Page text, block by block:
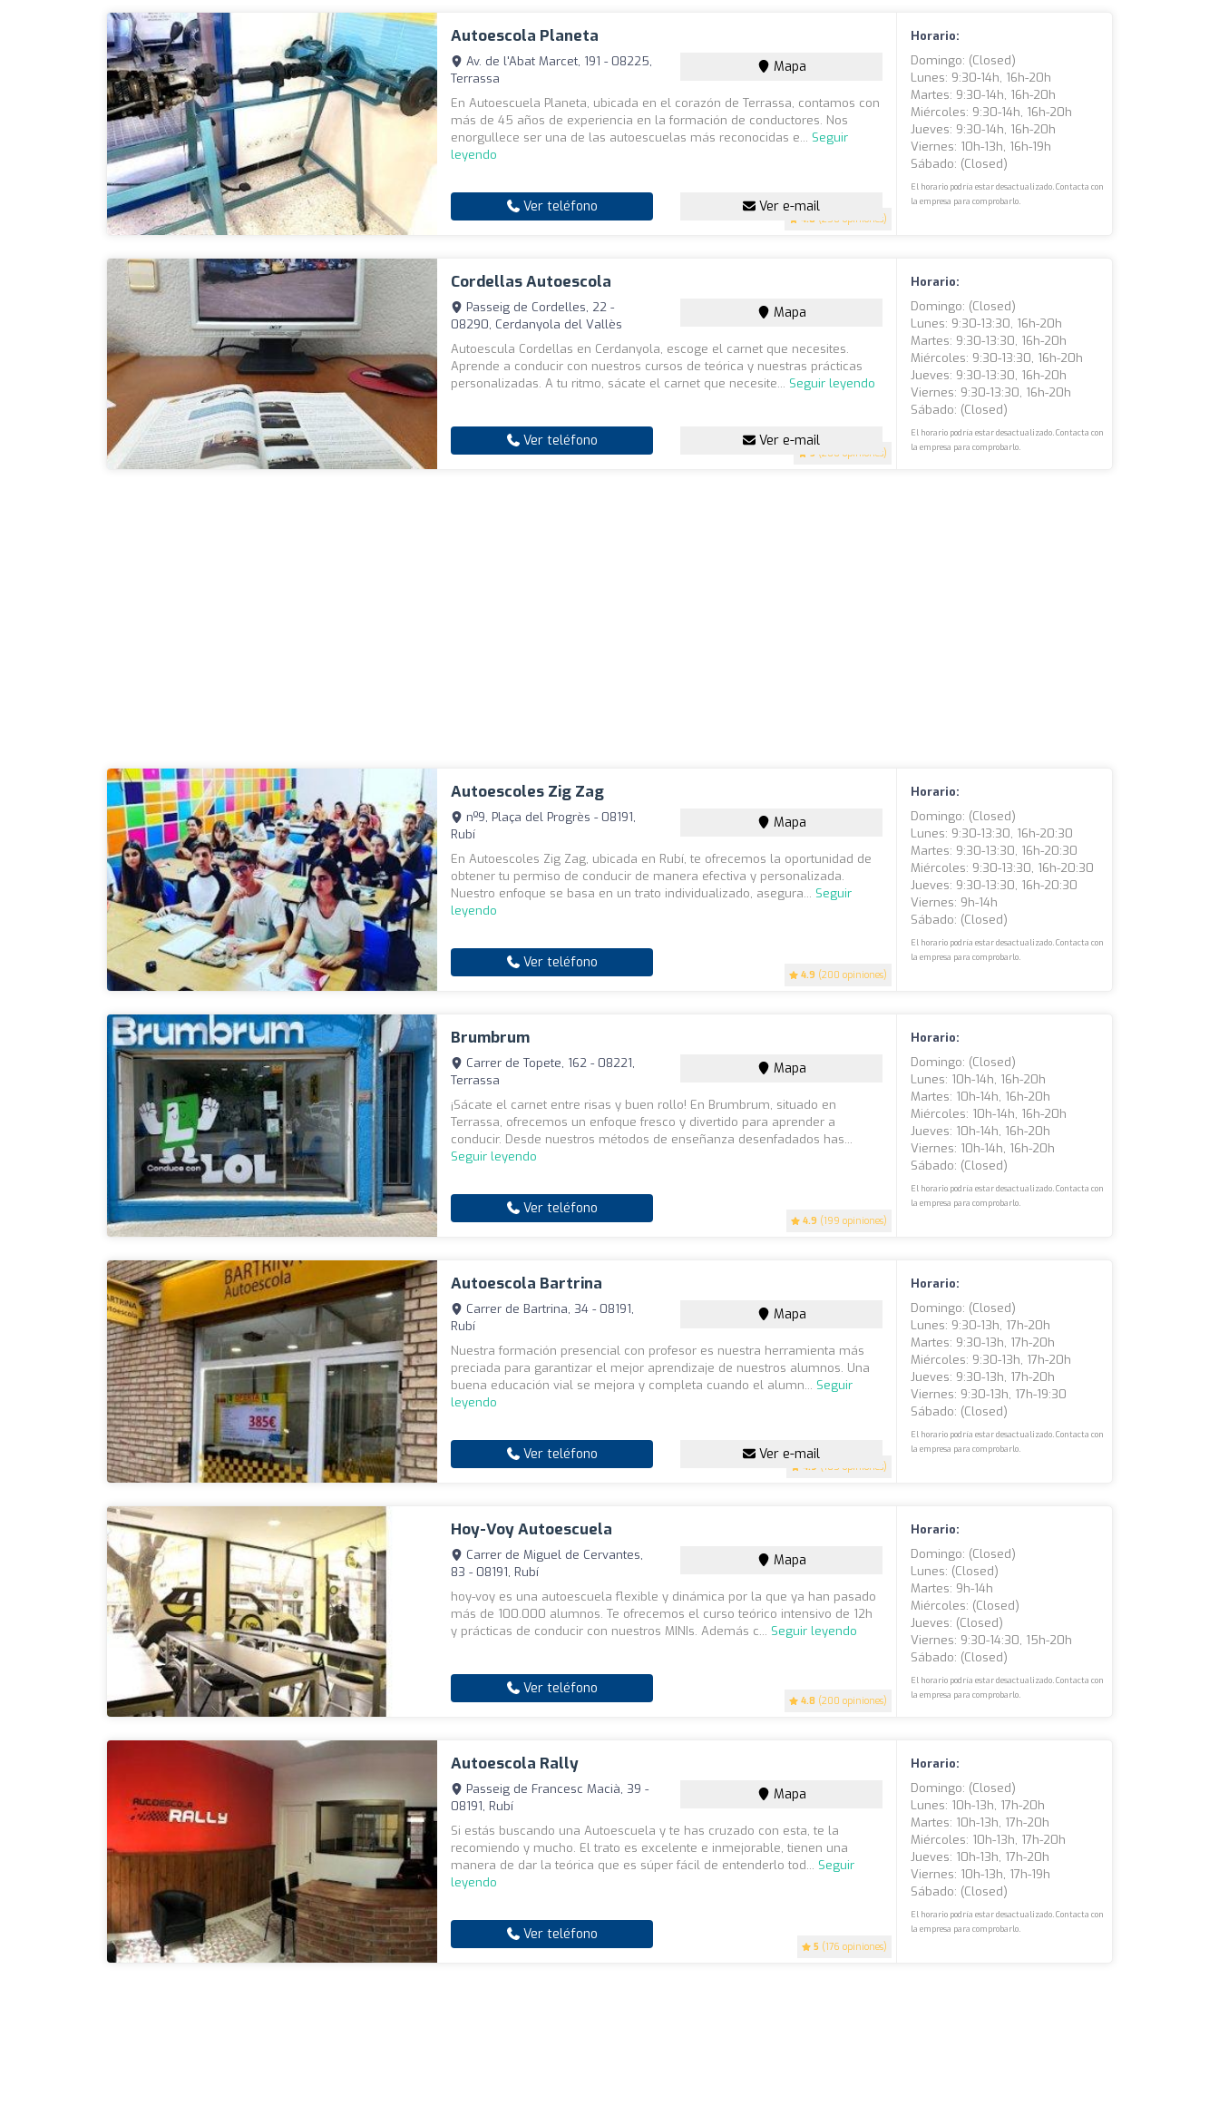
Autoescola Planeta
4.8 (250 opiniones)
Av. de l'Abat Marcet, 191 - 08225,
Terrassa
Mapa
En Autoescuela Planeta, ubicada en el corazón de Terrassa, contamos con
más de 45 años de experiencia en la formación de conductores. Nos
enorgullece ser una de las autoescuelas más reconocidas e... Seguir
leyendo
Ver teléfono Ver e-mail
Horario:
Domingo: (closed)
Lunes: 9:30-14h, 16h-20h
Martes: 9:30-14h, 16h-20h
Miércoles: 9:30-14h, 16h-20h
Jueves: 9:30-14h, 16h-20h
Viernes: 10h-13h, 16h-19h
Sábado: (closed)
El horario podría estar desactualizado. Contacta con
la empresa para comprobarlo.
Cordellas Autoescola
5 (200 opiniones)
Passeig de Cordelles, 22 -
08290, Cerdanyola del Vallès
Mapa
Autoescula Cordellas en Cerdanyola, escoge el carnet que necesites.
Aprende a conducir con nuestros cursos de teórica y nuestras prácticas
personalizadas. A tu ritmo, sácate el carnet que necesite... Seguir leyendo
Ver teléfono Ver e-mail
Horario:
Domingo: (closed)
Lunes: 9:30-13:30, 16h-20h
Martes: 9:30-13:30, 16h-20h
Miércoles: 9:30-13:30, 16h-20h
Jueves: 9:30-13:30, 16h-20h
Viernes: 9:30-13:30, 16h-20h
Sábado: (closed)
El horario podría estar desactualizado. Contacta con
la empresa para comprobarlo.
Autoescoles Zig Zag
4.9 (200 opiniones)
nº9, Plaça del Progrès - 08191,
Rubí
Mapa
En Autoescoles Zig Zag, ubicada en Rubí, te ofrecemos la oportunidad de
obtener tu permiso de conducir de manera efectiva y personalizada.
Nuestro enfoque se basa en un trato individualizado, asegura... Seguir
leyendo
Ver teléfono
Horario:
Domingo: (closed)
Lunes: 9:30-13:30, 16h-20:30
Martes: 9:30-13:30, 16h-20:30
Miércoles: 9:30-13:30, 16h-20:30
Jueves: 9:30-13:30, 16h-20:30
Viernes: 9h-14h
Sábado: (closed)
El horario podría estar desactualizado. Contacta con
la empresa para comprobarlo.
Brumbrum
4.9 (199 opiniones)
Carrer de Topete, 162 - 08221,
Terrassa
Mapa
¡Sácate el carnet entre risas y buen rollo! En Brumbrum, situado en
Terrassa, ofrecemos un enfoque fresco y divertido para aprender a
conducir. Desde nuestros métodos de enseñanza desenfadados has...
Seguir leyendo
Ver teléfono
Horario:
Domingo: (closed)
Lunes: 10h-14h, 16h-20h
Martes: 10h-14h, 16h-20h
Miércoles: 10h-14h, 16h-20h
Jueves: 10h-14h, 16h-20h
Viernes: 10h-14h, 16h-20h
Sábado: (closed)
El horario podría estar desactualizado. Contacta con
la empresa para comprobarlo.
Autoescola Bartrina
4.9 (185 opiniones)
Carrer de Bartrina, 34 - 08191,
Rubí
Mapa
Nuestra formación presencial con profesor es nuestra herramienta más
preciada para garantizar el mejor aprendizaje de nuestros alumnos. Una
buena educación vial se mejora y completa cuando el alumn... Seguir
leyendo
Ver teléfono Ver e-mail
Horario:
Domingo: (closed)
Lunes: 9:30-13h, 17h-20h
Martes: 9:30-13h, 17h-20h
Miércoles: 9:30-13h, 17h-20h
Jueves: 9:30-13h, 17h-20h
Viernes: 9:30-13h, 17h-19:30
Sábado: (closed)
El horario podría estar desactualizado. Contacta con
la empresa para comprobarlo.
Hoy-Voy Autoescuela
4.8 (200 opiniones)
Carrer de Miguel de Cervantes,
83 - 08191, Rubí
Mapa
hoy-voy es una autoescuela flexible y dinámica por la que ya han pasado
más de 100.000 alumnos. Te ofrecemos el curso teórico intensivo de 12h
y prácticas de conducir con nuestros MINIs. Además c... Seguir leyendo
Ver teléfono
Horario:
Domingo: (closed)
Lunes: (closed)
Martes: 9h-14h
Miércoles: (closed)
Jueves: (closed)
Viernes: 9:30-14:30, 15h-20h
Sábado: (closed)
El horario podría estar desactualizado. Contacta con
la empresa para comprobarlo.
Autoescola Rally
5 (176 opiniones)
Passeig de Francesc Macià, 39 -
08191, Rubí
Mapa
Si estás buscando una Autoescuela y te has cruzado con esta, te la
recomiendo y mucho. El trato es excelente e inmejorable, tienen una
manera de dar la teórica que es súper fácil de entenderlo tod... Seguir
leyendo
Ver teléfono
Horario:
Domingo: (closed)
Lunes: 10h-13h, 17h-20h
Martes: 10h-13h, 17h-20h
Miércoles: 10h-13h, 17h-20h
Jueves: 10h-13h, 17h-20h
Viernes: 10h-13h, 17h-19h
Sábado: (closed)
El horario podría estar desactualizado. Contacta con
la empresa para comprobarlo.